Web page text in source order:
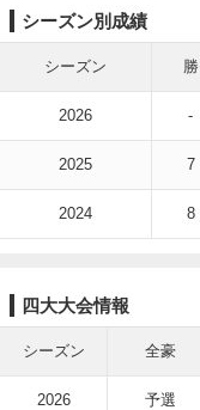
シーズン別成績
シーズン 勝
2026 -
2025 7
2024 8
四大大会情報
シーズン 全豪
2026 予選